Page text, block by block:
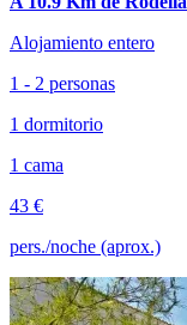
Alojamiento entero
1 - 2 personas
1 dormitorio
1 cama
43 €
pers./noche (aprox.)